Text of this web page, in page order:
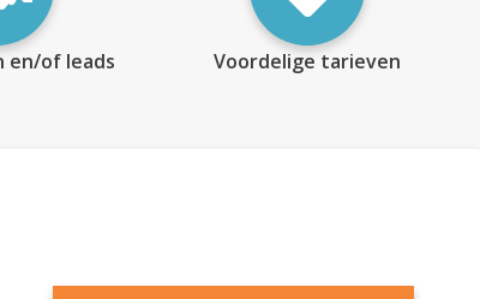
en/of leads Voordelige tarieven